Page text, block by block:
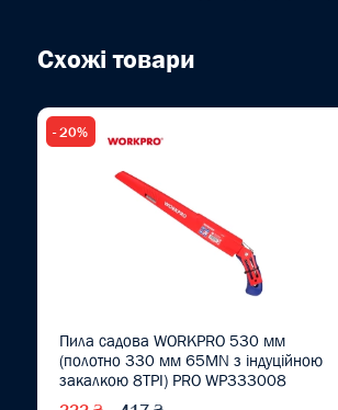
Схожі товари
- 20%
Пила садова WORKPRO 530 мм
(полотно 330 мм 65MN з індуційною
закалкою 8TPI) PRO WP333008